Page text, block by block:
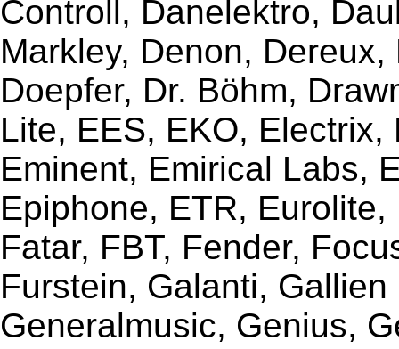
Controll, Danelektro,
Markley, Denon,
Doepfer, Dr. Böhm,
Lite, EES, EKO,
Eminent, Emirical Labs,
Epiphone, ETR,
Fatar, FBT, Fender,
Furstein, Galanti,
Generalmusic, Genius,